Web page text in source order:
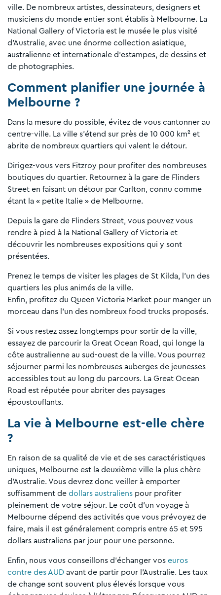
ville. De nombreux artistes, dessinateurs, designers et
musiciens du monde entier sont établis à Melbourne. La
National Gallery of Victoria est le musée le plus visité
d'Australie, avec une énorme collection asiatique,
australienne et internationale d'estampes, de dessins et
de photographies.
Comment planifier une journée à
Melbourne ?
Dans la mesure du possible, évitez de vous cantonner au
centre-ville. La ville s'étend sur près de 10 000 km² et
abrite de nombreux quartiers qui valent le détour.
Dirigez-vous vers Fitzroy pour profiter des nombreuses
boutiques du quartier. Retournez à la gare de Flinders
Street en faisant un détour par Carlton, connu comme
étant la « petite Italie » de Melbourne.
Depuis la gare de Flinders Street, vous pouvez vous
rendre à pied à la National Gallery of Victoria et
découvrir les nombreuses expositions qui y sont
présentées.
Prenez le temps de visiter les plages de St Kilda, l'un des
quartiers les plus animés de la ville.
Enfin, profitez du Queen Victoria Market pour manger un
morceau dans l'un des nombreux food trucks proposés.
Si vous restez assez longtemps pour sortir de la ville,
essayez de parcourir la Great Ocean Road, qui longe la
côte australienne au sud-ouest de la ville. Vous pourrez
séjourner parmi les nombreuses auberges de jeunesses
accessibles tout au long du parcours. La Great Ocean
Road est réputée pour abriter des paysages
époustouflants.
La vie à Melbourne est-elle chère
?
En raison de sa qualité de vie et de ses caractéristiques
uniques, Melbourne est la deuxième ville la plus chère
d'Australie. Vous devrez donc veiller à emporter
suffisamment de dollars australiens pour profiter
pleinement de votre séjour. Le coût d'un voyage à
Melbourne dépend des activités que vous prévoyez de
faire, mais il est généralement compris entre 65 et 595
dollars australiens par jour pour une personne.
Enfin, nous vous conseillons d'échanger vos euros
contre des AUD avant de partir pour l'Australie. Les taux
de change sont souvent plus élevés lorsque vous